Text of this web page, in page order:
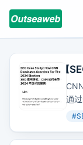
【
美
通
天
容
#